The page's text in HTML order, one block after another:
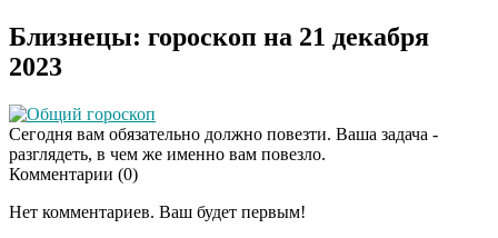
Близнецы: гороскоп на 21 декабря
2023
Общий гороскоп
Сегодня вам обязательно должно повезти. Ваша задача -
разглядеть, в чем же именно вам повезло.
Комментарии (0)
Нет комментариев. Ваш будет первым!
Даже самый
исчезнет с корнем,